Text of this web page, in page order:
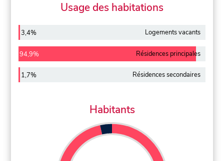
Usage des habitations
3,4% Logements vacants
94,9% Résidences principales
1,7% Résidences secondaires
Habitants